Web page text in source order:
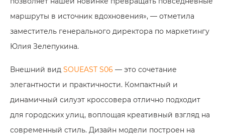
маршруты в источник вдохновения», — отметила
заместитель генерального директора по маркетингу
Юлия Зелепукина.
Внешний вид SOUEAST S06 — это сочетание
элегантности и практичности. Компактный и
динамичный силуэт кроссовера отлично подходит
для городских улиц, воплощая креативный взгляд на
современный стиль. Дизайн модели построен на